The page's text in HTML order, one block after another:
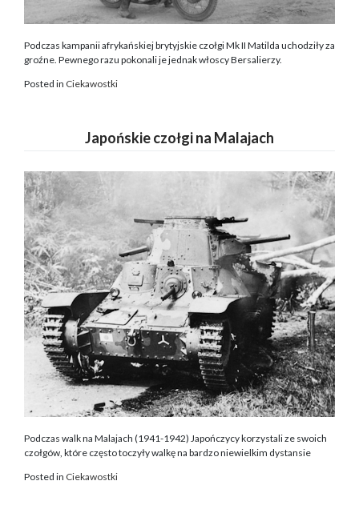
Podczas kampanii afrykańskiej brytyjskie czołgi Mk II Matilda uchodziły za
groźne. Pewnego razu pokonali je jednak włoscy Bersalierzy.
Posted in Ciekawostki
Japońskie czołgi na Malajach
Podczas walk na Malajach (1941-1942) Japończycy korzystali ze swoich
czołgów, które często toczyły walkę na bardzo niewielkim dystansie
Posted in Ciekawostki